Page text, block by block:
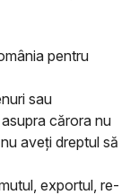
pentru
sau
cărora nu
aveți dreptul să
exportul, re-